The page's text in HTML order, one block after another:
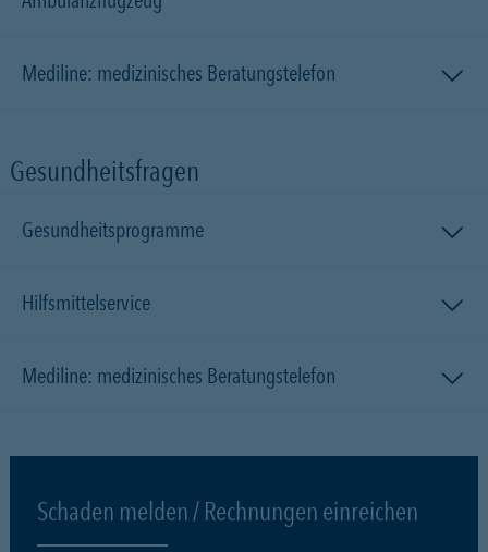
Mediline: medizinisches Beratungstelefon
Gesundheitsfragen
Gesundheitsprogramme
Hilfsmittelservice
Mediline: medizinisches Beratungstelefon
Schaden melden / Rechnungen einreichen